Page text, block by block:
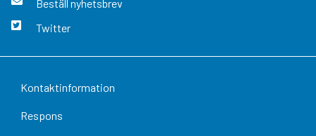
Beställ nyhetsbrev
Twitter
Kontaktinformation
Respons